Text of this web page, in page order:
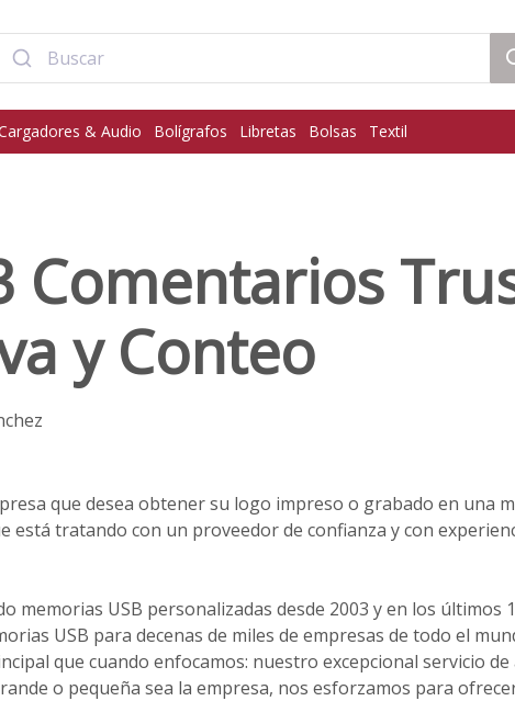
& Audio Bolígrafos Libretas Bolsas Textil
Comentarios
y Conteo
que desea obtener su logo impreso o grabado en una
está tratando con un proveedor de confianza y con
memorias USB personalizadas desde 2003 y en los últimos
USB para decenas de miles de empresas de todo el
que cuando enfocamos: nuestro excepcional servicio de
o pequeña sea la empresa, nos esforzamos para